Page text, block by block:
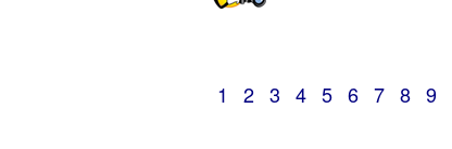
1 2 3 4 5 6 7 8 9